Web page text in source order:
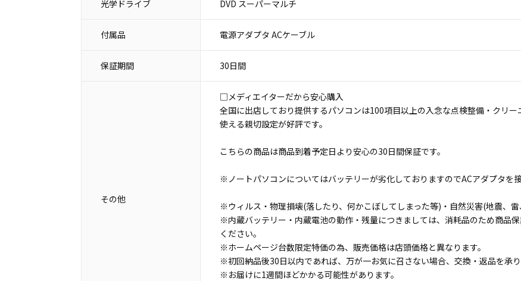
光学ドライブ DVD スーパーマルチ
付属品 電源アダプタ ACケーブル
保証期間 30日間
その他
□メディエイターだから安心購入
全国に出店しており提供するパソコンは100項目以上の入念な点検整備・クリ
使える親切設定が好評です。
こちらの商品は商品到着予定日より安心の30日間保証です。
※ノートパソコンについてはバッテリーが劣化しておりますのでACアダプタを
※ウィルス・物理損壊(落したり、何かこぼしてしまった等)・自然災害(地震、雷
※内蔵バッテリー・内蔵電池の動作・残量につきましては、消耗品のため商品
ください。
※ホームページ台数限定特価の為、販売価格は店頭価格と異なります。
※初回納品後30日以内であれば、万が一お気に召さない場合、交換・返品を承
※お届けに1週間ほどかかる可能性があります。